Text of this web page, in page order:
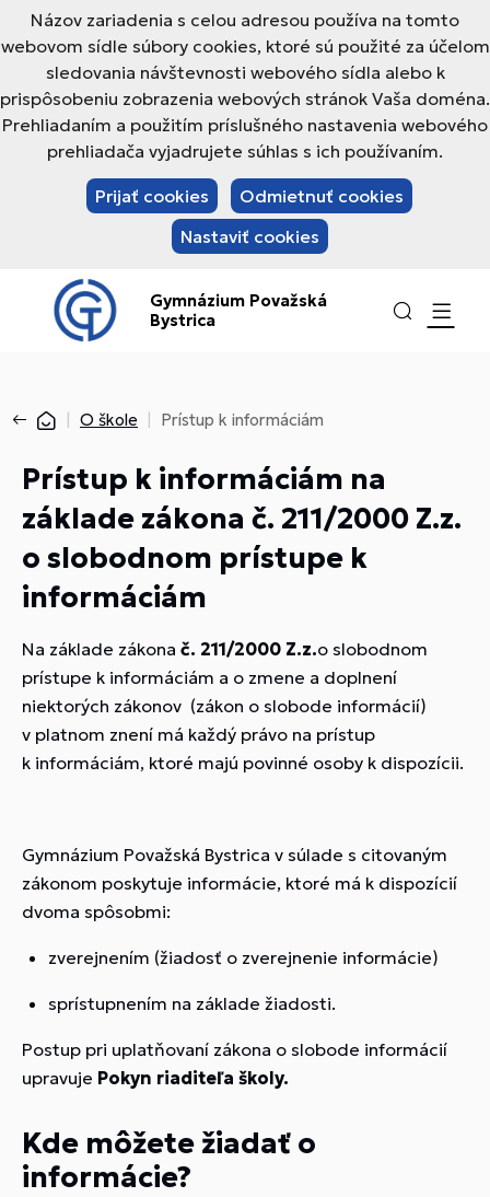
Názov zariadenia s celou adresou používa na tomto
webovom sídle súbory cookies, ktoré sú použité za účelom
sledovania návštevnosti webového sídla alebo k
prispôsobeniu zobrazenia webových stránok Vaša doména.
Prehliadaním a použitím príslušného nastavenia webového
prehliadača vyjadrujete súhlas s ich používaním.
Prijať cookies
Odmietnuť cookies
Nastaviť cookies
Gymnázium Považská
Bystrica
O škole Prístup k informáciám
Prístup k informáciám na
základe zákona č. 211/2000 Z.z.
o slobodnom prístupe k
informáciám
Na základe zákona č. 211/2000 Z.z.o slobodnom
prístupe k informáciám a o zmene a doplnení
niektorých zákonov (zákon o slobode informácií)
v platnom znení má každý právo na prístup
k informáciám, ktoré majú povinné osoby k dispozícii.
Gymnázium Považská Bystrica v súlade s citovaným
zákonom poskytuje informácie, ktoré má k dispozícií
dvoma spôsobmi:
zverejnením (žiadosť o zverejnenie informácie)
sprístupnením na základe žiadosti.
Postup pri uplatňovaní zákona o slobode informácií
upravuje Pokyn riaditeľa školy.
Kde môžete žiadať o
informácie?